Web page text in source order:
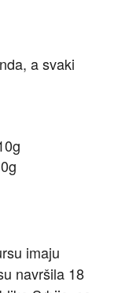
a svaki
imaju
navršila 18